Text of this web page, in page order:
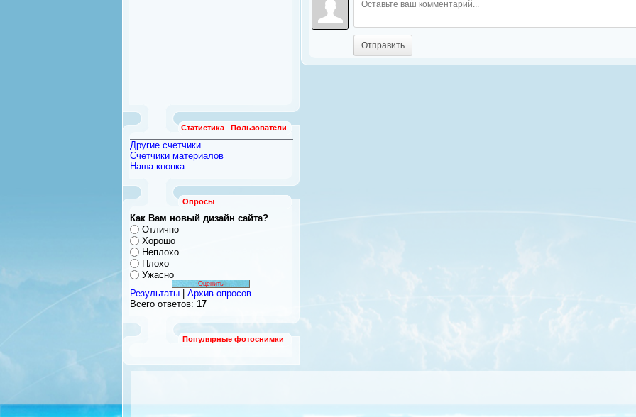
Статистика Пользователи
Другие счетчики
Счетчики материалов
Наша кнопка
Опросы
Как Вам новый дизайн сайта?
Отлично
Хорошо
Неплохо
Плохо
Ужасно
Результаты
Архив опросов
Всего ответов: 17
Популярные фотоснимки
Отправить